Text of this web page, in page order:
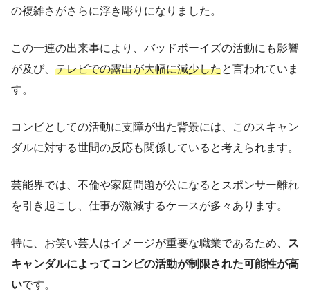
の複雑さがさらに浮き彫りになりました。
この一連の出来事により、バッドボーイズの活動にも影響
が及び、 テレビでの露出が大幅に減少したと言われていま
す。
コンビとしての活動に支障が出た背景には、このスキャン
ダルに対する世間の反応も関係していると考えられます。
芸能界では、不倫や家庭問題が公になるとスポンサー離れ
を引き起こし、仕事が激減するケースが多々あります。
特に、お笑い芸人はイメージが重要な職業であるため、
ス
キャンダルによってコンビの活動が制限された可能性が高
いです。